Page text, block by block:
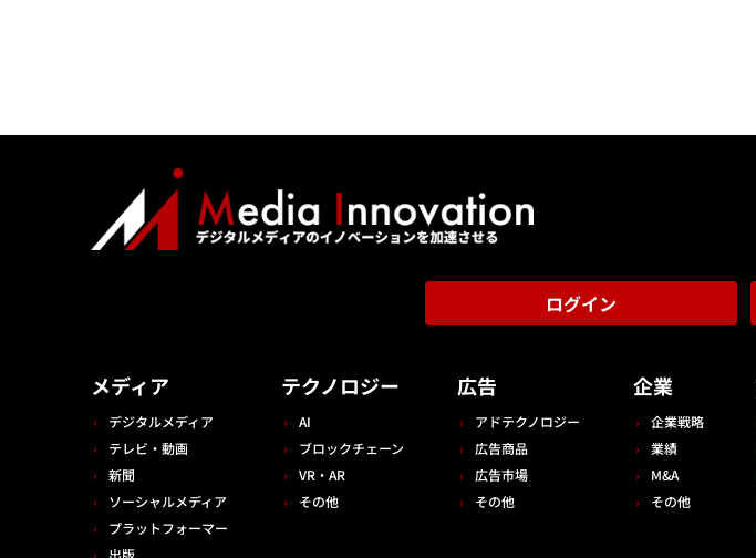
ログイン
メディア
デジタルメディア
テレビ・動画
新聞
ソーシャルメディア
プラットフォーマー
テクノロジー
AI
ブロックチェーン
VR・AR
その他
広告
アドテクノロジー
広告商品
広告市場
その他
企業
企業戦略
業績
M&A
その他